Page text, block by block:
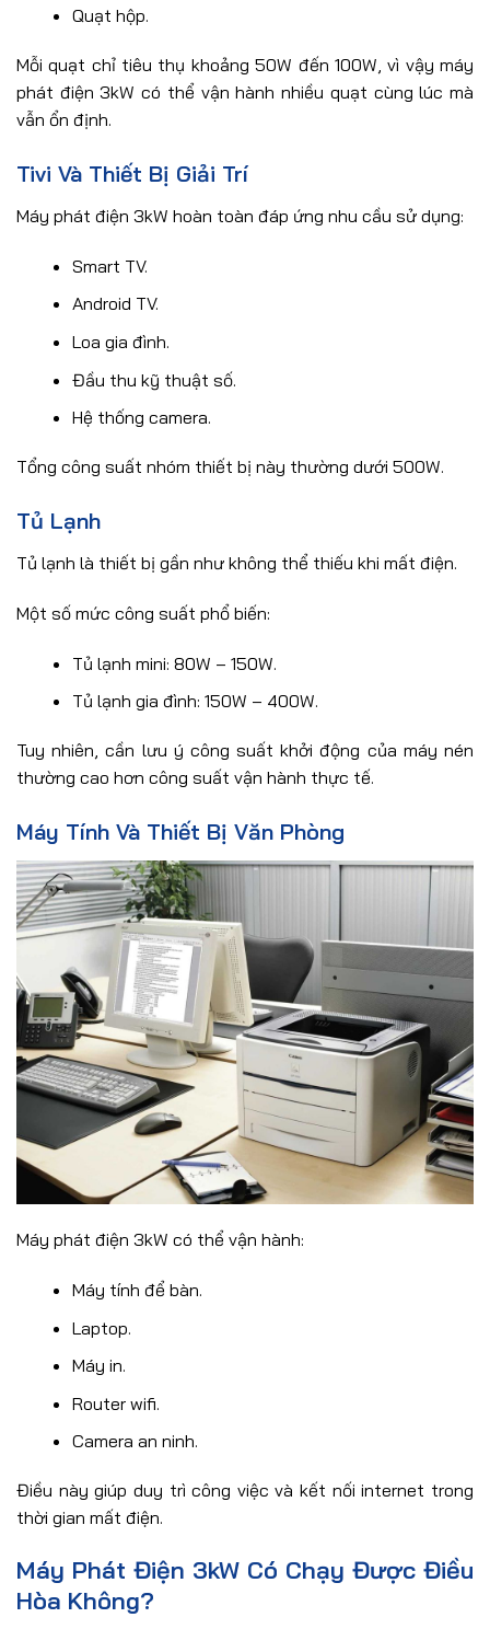
Quạt hộp.
Mỗi quạt chỉ tiêu thụ khoảng 50W đến 100W, vì vậy máy
phát điện 3kW có thể vận hành nhiều quạt cùng lúc mà
vẫn ổn định.
Tivi Và Thiết Bị Giải Trí
Máy phát điện 3kW hoàn toàn đáp ứng nhu cầu sử dụng:
Smart TV.
Android TV.
Loa gia đình.
Đầu thu kỹ thuật số.
Hệ thống camera.
Tổng công suất nhóm thiết bị này thường dưới 500W.
Tủ Lạnh
Tủ lạnh là thiết bị gần như không thể thiếu khi mất điện.
Một số mức công suất phổ biến:
Tủ lạnh mini: 80W – 150W.
Tủ lạnh gia đình: 150W – 400W.
Tuy nhiên, cần lưu ý công suất khởi động của máy nén
thường cao hơn công suất vận hành thực tế.
Máy Tính Và Thiết Bị Văn Phòng
Máy phát điện 3kW có thể vận hành:
Máy tính để bàn.
Laptop.
Máy in.
Router wifi.
Camera an ninh.
Điều này giúp duy trì công việc và kết nối internet trong
thời gian mất điện.
Máy Phát Điện 3kW Có Chạy Được Điều
Hòa Không?